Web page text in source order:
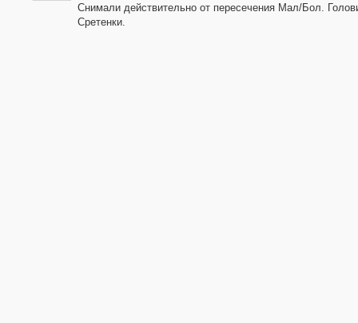
Снимали действительно от пересечения Мал/Бол.
Сретенки.